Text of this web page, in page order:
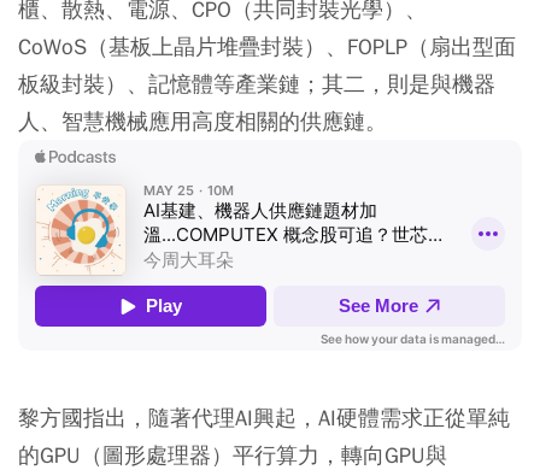
櫃、散熱、電源、CPO（共同封裝光學）、
CoWoS（基板上晶片堆疊封裝）、FOPLP（扇出型面
板級封裝）、記憶體等產業鏈；其二，則是與機器
人、智慧機械應用高度相關的供應鏈。
黎方國指出，隨著代理AI興起，AI硬體需求正從單純
的GPU（圖形處理器）平行算力，轉向GPU與